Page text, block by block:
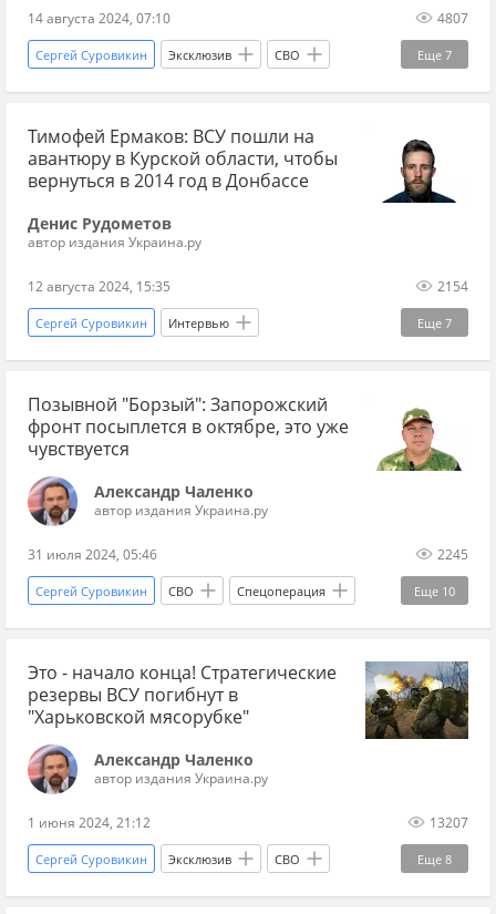
14 августа 2024, 07:10 4807
Еще 7
Сергей Суровикин Эксклюзив СВО
Спецоперация Курская область
Харьковская область
Донецкая Народная Республика Иосиф Сталин
Вооруженные силы Украины
Тимофей Ермаков: ВСУ пошли на
авантюру в Курской области, чтобы
вернуться в 2014 год в Донбассе
Денис Рудометов
автор издания Украина.ру
12 августа 2024, 15:35 2154
Еще 7
Сергей Суровикин Интервью
Курская область Россия
Запорожская область
Вооруженные силы Украины Генштаб
Украина.ру Донбасс
Позывной "Борзый": Запорожский
фронт посыплется в октябре, это уже
чувствуется
Александр Чаленко
автор издания Украина.ру
31 июля 2024, 05:46 2245
Еще 10
Сергей Суровикин СВО Спецоперация
Запорожское направление Интервью
Работино Мелитополь Токмак
Александр Чаленко
Вооруженные силы Украины
НАТО Т-72 "Урал"
Это - начало конца! Стратегические
резервы ВСУ погибнут в
"Харьковской мясорубке"
Александр Чаленко
автор издания Украина.ру
1 июня 2024, 21:12 13207
Еще 8
Сергей Суровикин Эксклюзив СВО
Спецоперация Харьков